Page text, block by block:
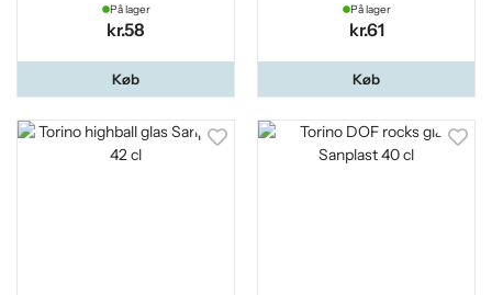
På lager
kr.58
Køb
På lager
kr.61
Køb